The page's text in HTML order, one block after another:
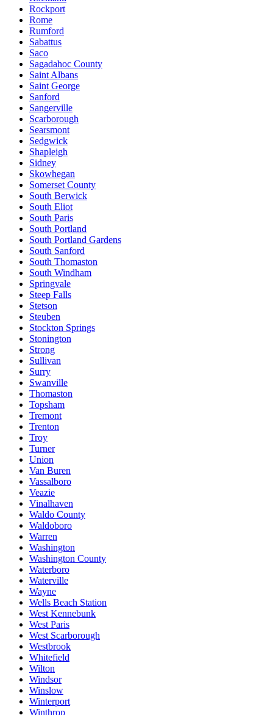
Rockport
Rome
Rumford
Sabattus
Saco
Sagadahoc County
Saint Albans
Saint George
Sanford
Sangerville
Scarborough
Searsmont
Sedgwick
Shapleigh
Sidney
Skowhegan
Somerset County
South Berwick
South Eliot
South Paris
South Portland
South Portland Gardens
South Sanford
South Thomaston
South Windham
Springvale
Steep Falls
Stetson
Steuben
Stockton Springs
Stonington
Strong
Sullivan
Surry
Swanville
Thomaston
Topsham
Tremont
Trenton
Troy
Turner
Union
Van Buren
Vassalboro
Veazie
Vinalhaven
Waldo County
Waldoboro
Warren
Washington
Washington County
Waterboro
Waterville
Wayne
Wells Beach Station
West Kennebunk
West Paris
West Scarborough
Westbrook
Whitefield
Wilton
Windsor
Winslow
Winterport
Winthrop